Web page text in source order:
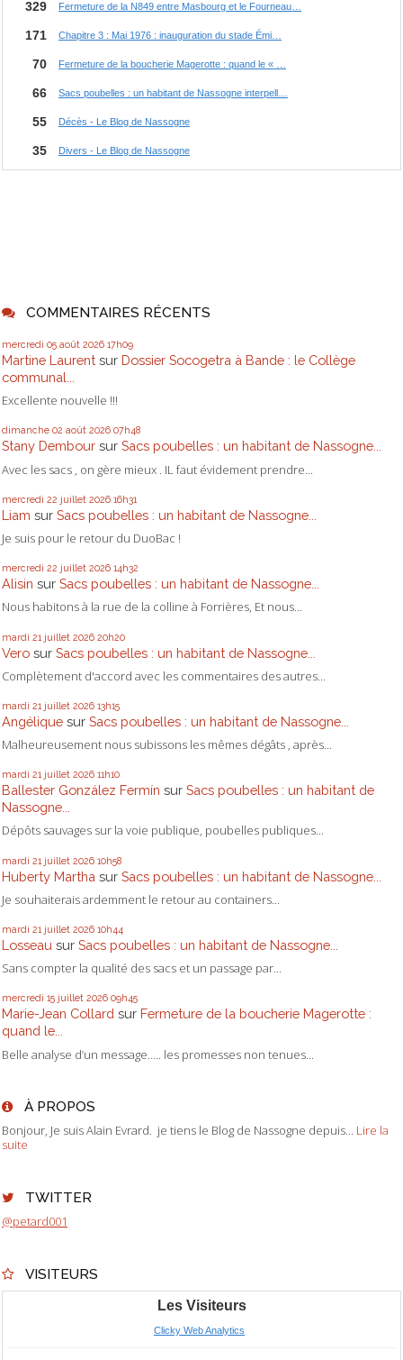
COMMENTAIRES RÉCENTS
mercredi 05 août 2026 17h09
Martine Laurent sur Dossier Socogetra à Bande : le Collège
communal...
Excellente nouvelle !!!
dimanche 02 août 2026 07h48
Stany Dembour sur Sacs poubelles : un habitant de Nassogne...
Avec les sacs , on gère mieux . IL faut évidement prendre...
mercredi 22 juillet 2026 16h31
Liam sur Sacs poubelles : un habitant de Nassogne...
Je suis pour le retour du DuoBac !
mercredi 22 juillet 2026 14h32
Alisin sur Sacs poubelles : un habitant de Nassogne...
Nous habitons à la rue de la colline à Forrières, Et nous...
mardi 21 juillet 2026 20h20
Vero sur Sacs poubelles : un habitant de Nassogne...
Complètement d'accord avec les commentaires des autres...
mardi 21 juillet 2026 13h15
Angélique sur Sacs poubelles : un habitant de Nassogne...
Malheureusement nous subissons les mêmes dégâts , après...
mardi 21 juillet 2026 11h10
Ballester González Fermín sur Sacs poubelles : un habitant de
Nassogne...
Dépôts sauvages sur la voie publique, poubelles publiques...
mardi 21 juillet 2026 10h58
Huberty Martha sur Sacs poubelles : un habitant de Nassogne...
Je souhaiterais ardemment le retour au containers...
mardi 21 juillet 2026 10h44
Losseau sur Sacs poubelles : un habitant de Nassogne...
Sans compter la qualité des sacs et un passage par...
mercredi 15 juillet 2026 09h45
Marie-Jean Collard sur Fermeture de la boucherie Magerotte :
quand le...
Belle analyse d’un message….. les promesses non tenues...
À PROPOS
Bonjour, Je suis Alain Evrard. je tiens le Blog de Nassogne depuis... Lire la
suite
TWITTER
@petard001
VISITEURS